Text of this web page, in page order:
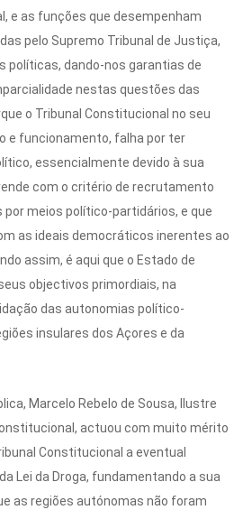
e as funções que desempenham
pelo Supremo Tribunal de Justiça,
políticas, dando-nos garantias de
nestas questões das
o Tribunal Constitucional no seu
e funcionamento, falha por ter
essencialmente devido à sua
com o critério de recrutamento
meios político-partidários, e que
as ideais democráticos inerentes ao
assim, é aqui que o Estado de
objectivos primordiais, na
das autonomias político-
insulares dos Açores e da
Marcelo Rebelo de Sousa, Ilustre
actuou com muito mérito
Constitucional a eventual
Lei da Droga, fundamentando a sua
as regiões autónomas não foram